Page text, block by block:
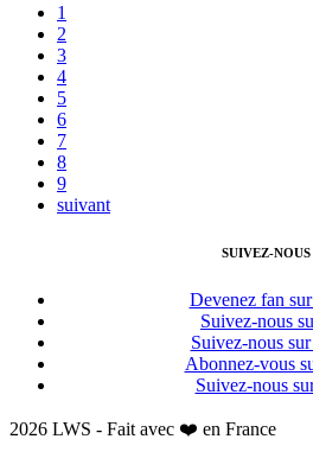
1
2
3
4
5
6
7
8
9
suivant
SUIVEZ-NOUS
Devenez fan
Suivez-nous
Suivez-nous
Abonnez-vous
Suivez-nous
2026 LWS - Fait avec ❤️ en France